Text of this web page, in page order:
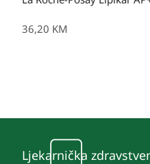
36,20 KM
Ljekarnička